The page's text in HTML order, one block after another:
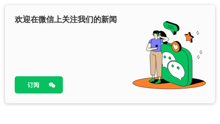
欢迎在微信上关注我们的新闻
订阅